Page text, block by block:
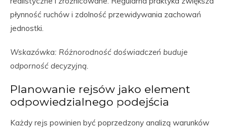
płynność ruchów i zdolność przewidywania zachowań
jednostki.
Wskazówka: Różnorodność doświadczeń buduje
odporność decyzyjną.
Planowanie rejsów jako element
odpowiedzialnego podejścia
Każdy rejs powinien być poprzedzony analizą warunków